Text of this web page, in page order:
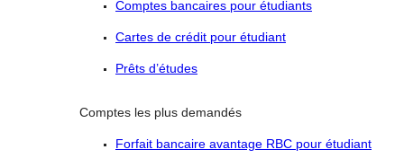
Comptes bancaires pour étudiants
Cartes de crédit pour étudiant
Prêts d’études
Comptes les plus demandés
Forfait bancaire avantage RBC pour étudiant